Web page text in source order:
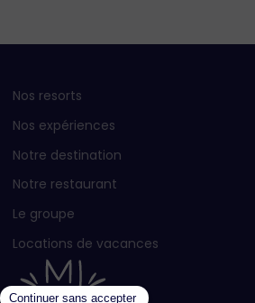
Nos resorts
Nos expériences
Notre destination
Notre restaurant
Le groupe
Locations de vacances